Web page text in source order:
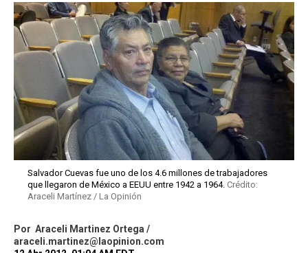
Salvador Cuevas fue uno de los 4.6 millones de trabajadores
que llegaron de México a EEUU entre 1942 a 1964. Crédito:
Araceli Martínez / La Opinión
Por Araceli Martinez Ortega /
araceli.martinez@laopinion.com